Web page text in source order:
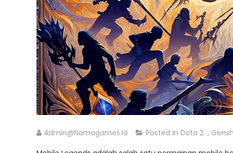
Admin@namagames.id Posted In Dota 2 ,